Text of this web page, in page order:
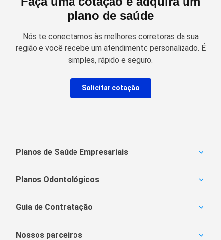
plano de saúde
Nós te conectamos às melhores corretoras da sua
região e você recebe um atendimento personalizado. É
simples, rápido e seguro.
Solicitar cotação
Planos de Saúde Empresariais
Unimed Empresarial
Notredame Intermédica
Planos Odontológicos
MetLife
SulAmérica Odonto
Guia de Contratação
Nossos parceiros